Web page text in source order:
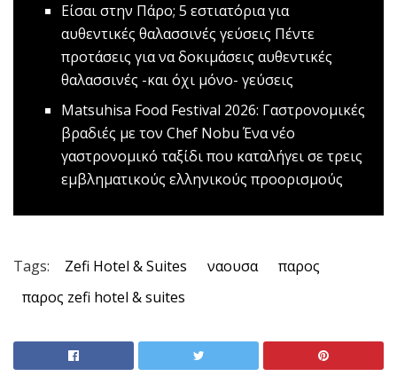
Είσαι στην Πάρο; 5 εστιατόρια για
αυθεντικές θαλασσινές γεύσεις Πέντε
προτάσεις για να δοκιμάσεις αυθεντικές
θαλασσινές -και όχι μόνο- γεύσεις
Matsuhisa Food Festival 2026: Γαστρονομικές
βραδιές με τον Chef Nobu Ένα νέο
γαστρονομικό ταξίδι που καταλήγει σε τρεις
εμβληματικούς ελληνικούς προορισμούς
Tags: Zefi Hotel & Suites ναουσα
παρος
παρος zefi hotel & suites